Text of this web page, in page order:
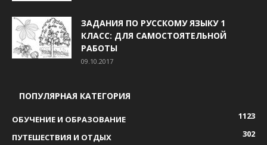
ЗАДАНИЯ ПО РУССКОМУ ЯЗЫКУ 1
КЛАСС: ДЛЯ САМОСТОЯТЕЛЬНОЙ
РАБОТЫ
09.10.2017
ПОПУЛЯРНАЯ КАТЕГОРИЯ
ОБУЧЕНИЕ И ОБРАЗОВАНИЕ
1123
ПУТЕШЕСТВИЯ И ОТДЫХ
302